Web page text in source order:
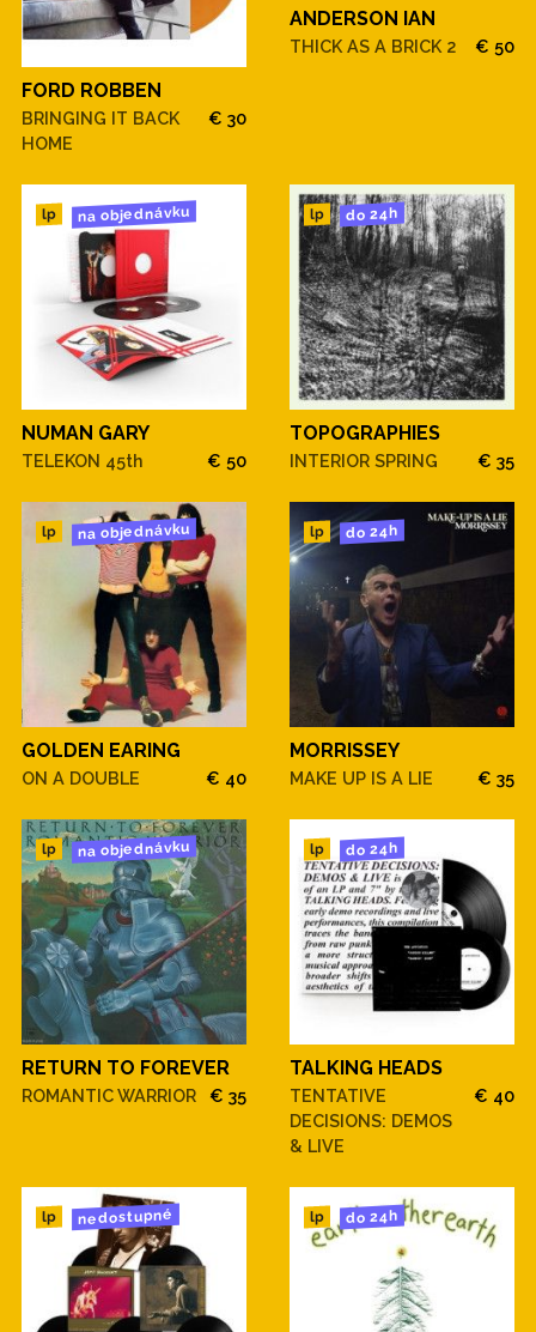
FORD ROBBEN
BRINGING IT BACK
HOME
€ 30
ANDERSON IAN
THICK AS A BRICK 2 € 50
lp na objednávku
NUMAN GARY
TELEKON 45th € 50
lp do 24h
TOPOGRAPHIES
INTERIOR SPRING € 35
lp na objednávku
GOLDEN EARING
ON A DOUBLE € 40
lp do 24h
MORRISSEY
MAKE UP IS A LIE € 35
lp na objednávku
RETURN TO FOREVER
ROMANTIC WARRIOR € 35
lp do 24h
TALKING HEADS
TENTATIVE
DECISIONS: DEMOS
& LIVE
€ 40
lp nedostupné lp do 24h